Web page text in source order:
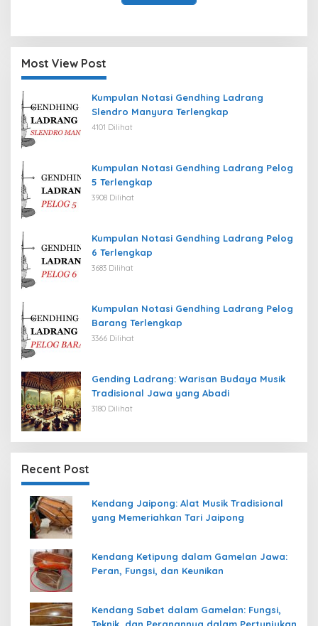
Most View Post
Kumpulan Notasi Gendhing Ladrang
Slendro Manyura Terlengkap
4101 Dilihat
Kumpulan Notasi Gendhing Ladrang Pelog
5 Terlengkap
3908 Dilihat
Kumpulan Notasi Gendhing Ladrang Pelog
6 Terlengkap
3683 Dilihat
Kumpulan Notasi Gendhing Ladrang Pelog
Barang Terlengkap
3366 Dilihat
Gending Ladrang: Warisan Budaya Musik
Tradisional Jawa yang Abadi
3180 Dilihat
Recent Post
Kendang Jaipong: Alat Musik Tradisional
yang Memeriahkan Tari Jaipong
Kendang Ketipung dalam Gamelan Jawa:
Peran, Fungsi, dan Keunikan
Kendang Sabet dalam Gamelan: Fungsi,
Teknik, dan Peranannya dalam Pertunjukan